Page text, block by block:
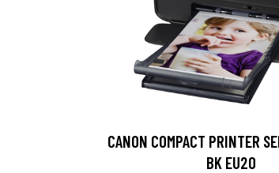
CANON COMPACT PRINTER
BK EU20